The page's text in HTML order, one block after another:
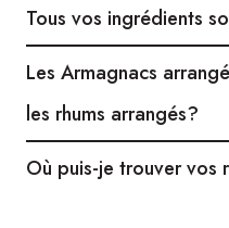
Tous vos ingrédients
Les Armagnacs
les rhums arrangés?
Où puis-je trouver vos